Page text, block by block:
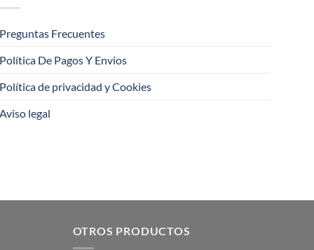
Preguntas Frecuentes
Política De Pagos Y Envios
Política de privacidad y Cookies
Aviso legal
OTROS PRODUCTOS